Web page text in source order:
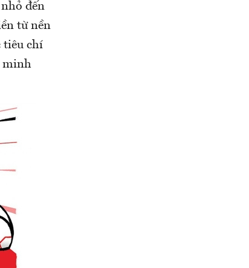
đến
từ nền
tiêu chí
minh